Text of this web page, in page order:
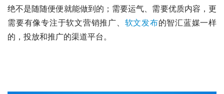
绝不是随随便便就能做到的；需要运气、需要优质内容，更
需要有像专注于软文营销推广、 软文发布的智汇蓝媒一样
的，投放和推广的渠道平台。